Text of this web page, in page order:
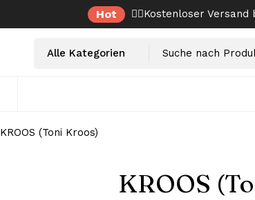
Hot ✌🏼Kostenloser
Select
Suche
KROOS (Toni Kroos)
KROOS